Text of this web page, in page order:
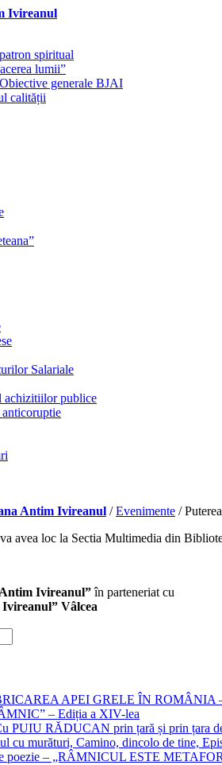
spiritual
lumii”
generale BJAI
calității
Salariale
achizitiilor publice
anticoruptie
Antim Ivireanul / Evenimente /
avea loc la Sectia Multimedia din
Ivireanul”în parteneriat cu
Vâlcea
APEI GRELE ÎN ROMÂNIA –
– Ediția a XIV-lea
PUIU RĂDUCAN prin țară și prin țara
cu murături, Camino, dincolo de tine,
poezie – „RÂMNICUL ESTE